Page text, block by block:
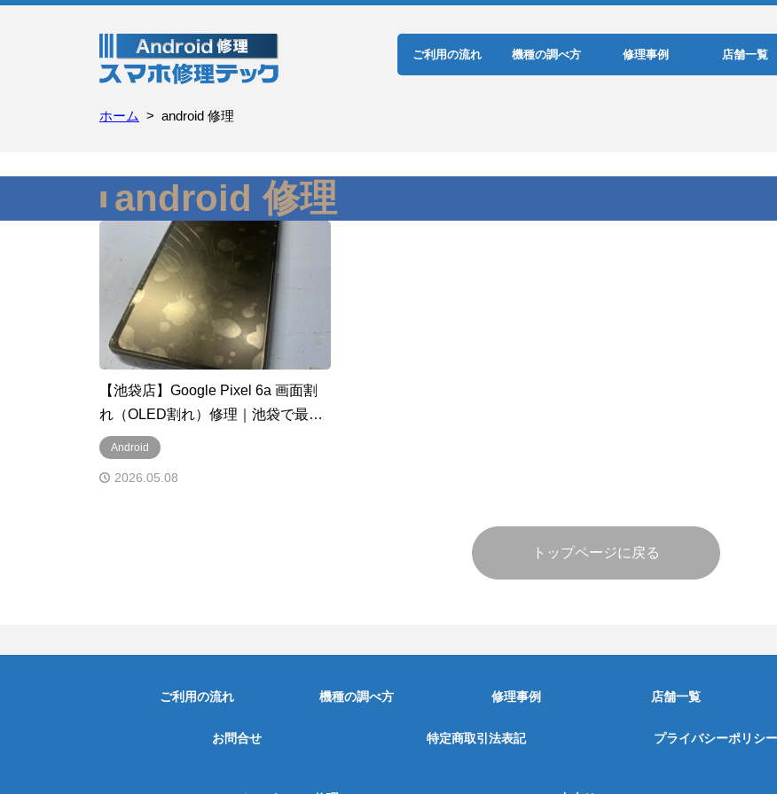
ご利用の流れ 機種の調べ方 修理事例 店舗一覧
ホーム android 修理
android 修理
【池袋店】Google Pixel 6a 画面割
れ（OLED割れ）修理｜池袋で最短
180分・33,000円で完全復旧！
Android
2026.05.08
トップページに戻る
ご利用の流れ 機種の調べ方 修理事例 店舗一覧
お問合せ 特定商取引法表記 プライバシーポリシー